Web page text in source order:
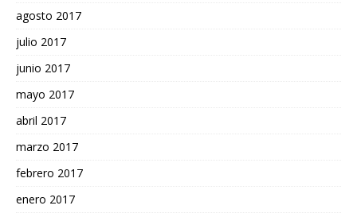
agosto 2017
julio 2017
junio 2017
mayo 2017
abril 2017
marzo 2017
febrero 2017
enero 2017